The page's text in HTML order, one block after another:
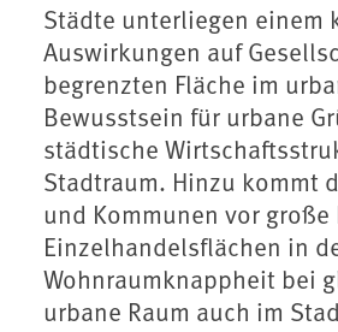
Städte unterliegen einem
Auswirkungen auf
begrenzten Fläche im
Bewusstsein für urbane
städtische
Stadtraum. Hinzu kommt
und Kommunen vor
Einzelhandelsflächen in
Wohnraumknappheit bei
urbane Raum auch im